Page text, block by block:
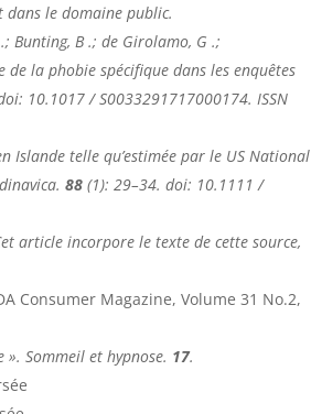
dans le domaine public.
Bunting, B .; de Girolamo, G .;
de la phobie spécifique dans les enquêtes
10.1017 / S0033291717000174. ISSN
Islande telle qu’estimée par le US National
.88 (1): 29–34. doi: 10.1111 /
article incorpore le texte de cette source,
Consumer Magazine, Volume 31 No.2,
».Sommeil et hypnose. 17.